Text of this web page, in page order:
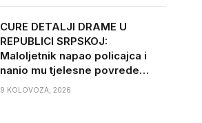
CURE DETALJI DRAME U
REPUBLICI SRPSKOJ:
Maloljetnik napao policajca i
nanio mu tjelesne povrede…
9 KOLOVOZA, 2026